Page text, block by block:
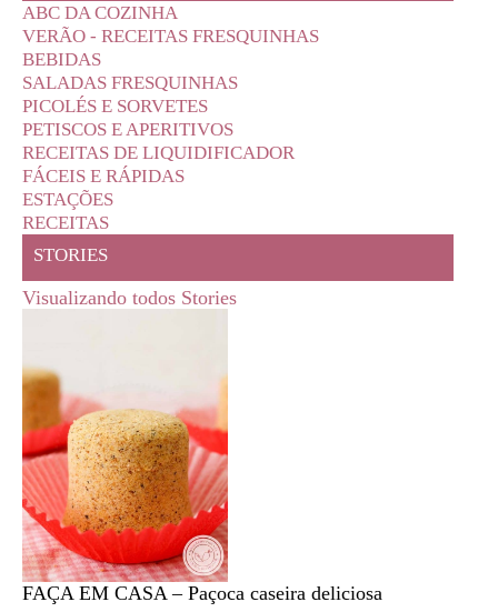
ABC DA COZINHA
VERÃO - RECEITAS FRESQUINHAS
BEBIDAS
SALADAS FRESQUINHAS
PICOLÉS E SORVETES
PETISCOS E APERITIVOS
RECEITAS DE LIQUIDIFICADOR
FÁCEIS E RÁPIDAS
ESTAÇÕES
RECEITAS
STORIES
Visualizando todos Stories
FAÇA EM CASA – Paçoca caseira deliciosa